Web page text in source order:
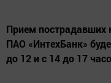
Прием пострадавших
ПАО «ИнтехБанк»
до 12 и с 14 до 17